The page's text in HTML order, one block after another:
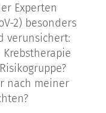
Experten
2) besonders
verunsichert:
nach meiner